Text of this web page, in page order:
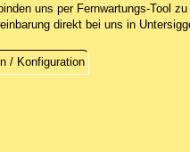
uns per Fernwartungs-Tool zu
direkt bei uns in
/ Konfiguration
wir Ihnen ein Angebot.
Arbeiten direkt in unserer
und andere Dateien auf einem
bootfähig - soweit möglich.